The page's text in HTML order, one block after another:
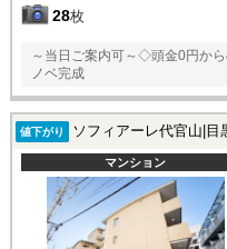
28枚
～当日ご案内可～◇頭金0円か
ノベ完成
値下がり ソフィアーレ代官山|
マンション